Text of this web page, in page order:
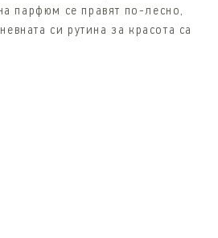
парфюм се правят по-лесно,
си рутина за красота са